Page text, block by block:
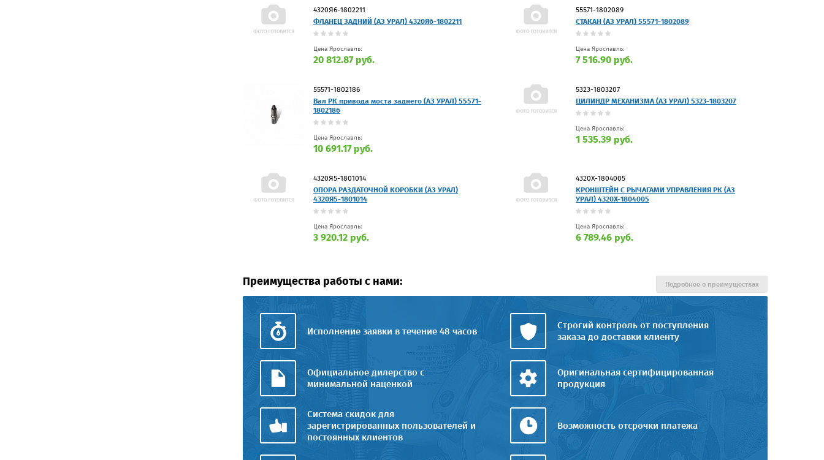
4320Я6-1802211
ФЛАНЕЦ ЗАДНИЙ (АЗ УРАЛ) 4320Я6-1802211
Цена Ярославль:
20 812.87 руб.
55571-1802089
СТАКАН (АЗ УРАЛ) 55571-1802089
Цена Ярославль:
7 516.90 руб.
55571-1802186
Вал РК привода моста заднего (АЗ УРАЛ) 55571-
1802186
Цена Ярославль:
10 691.17 руб.
5323-1803207
ЦИЛИНДР МЕХАНИЗМА (АЗ УРАЛ) 5323-1803207
Цена Ярославль:
1 535.39 руб.
4320Я5-1801014
ОПОРА РАЗДАТОЧНОЙ КОРОБКИ (АЗ УРАЛ)
4320Я5-1801014
Цена Ярославль:
3 920.12 руб.
4320Х-1804005
КРОНШТЕЙН С РЫЧАГАМИ УПРАВЛЕНИЯ РК (АЗ
УРАЛ) 4320Х-1804005
Цена Ярославль:
6 789.46 руб.
Преимущества работы с нами:
Исполнение заявки в течение 48 часов
Строгий контроль от поступления
заказа до доставки клиенту
Официальное дилерство с
минимальной наценкой
Оригинальная сертифицированная
продукция
Система скидок для
зарегистрированных пользователей и
постоянных клиентов
Возможность отсрочки платежа
Подробнее о преимуществах